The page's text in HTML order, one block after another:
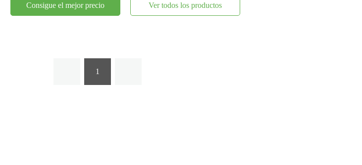
Consigue el mejor precio Ver todos los productos
1